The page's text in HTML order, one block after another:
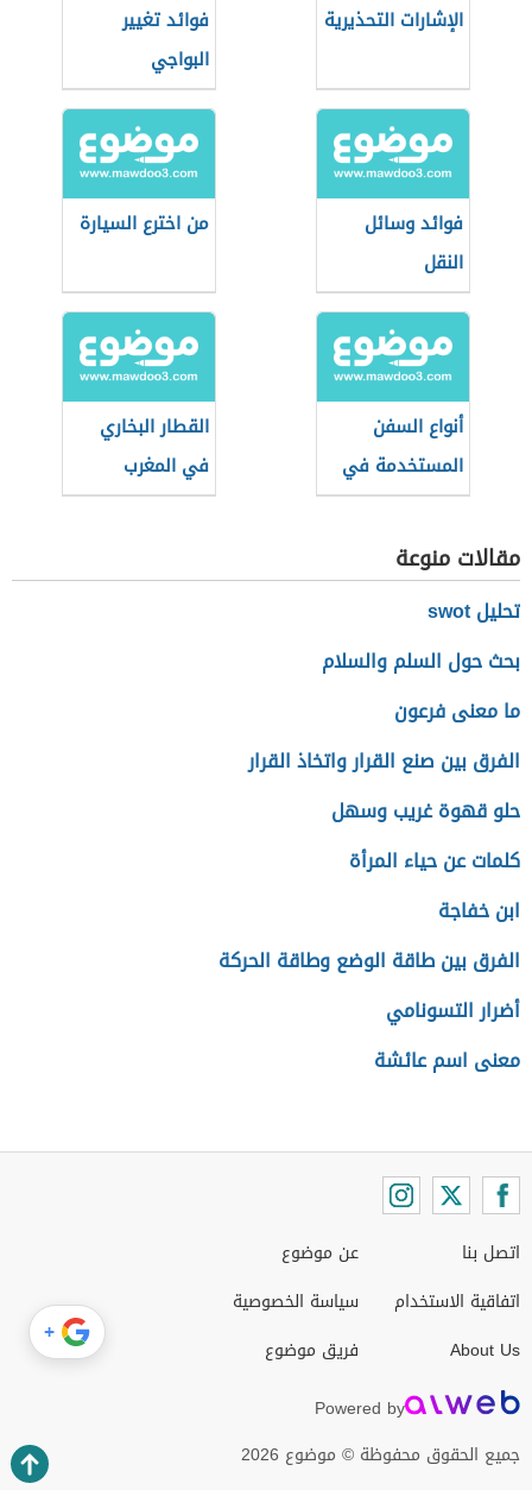
الإشارات التحذيرية
فوائد تغيير
البواجي
فوائد وسائل
النقل
من اخترع السيارة
أنواع السفن
المستخدمة في
الغوص للبحث عن
اللؤلؤ
القطار البخاري
في المغرب
مقالات منوعة
تحليل swot
بحث حول السلم والسلام
ما معنى فرعون
الفرق بين صنع القرار واتخاذ القرار
حلو قهوة غريب وسهل
كلمات عن حياء المرأة
ابن خفاجة
الفرق بين طاقة الوضع وطاقة الحركة
أضرار التسونامي
معنى اسم عائشة
اتصل بنا
اتفاقية الاستخدام
About Us
عن موضوع
سياسة الخصوصية
فريق موضوع
Powered by
جميع الحقوق محفوظة © موضوع 2026
+